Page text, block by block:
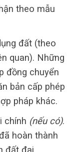
theo mẫu
đất (theo
quan). Những
đồng chuyển
bản cấp phép
pháp khác.
chính (nếu có).
hoàn thành
đất đai.